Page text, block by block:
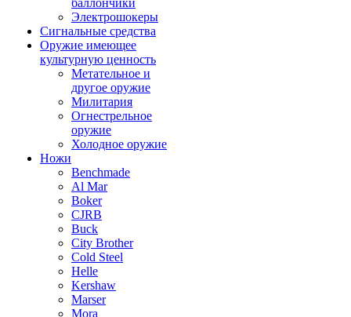
баллончики
Электрошокеры
Сигнальные средства
Оружие имеющее
культурную ценность
Метательное и
другое оружие
Милитария
Огнестрельное
оружие
Холодное оружие
Ножи
Benchmade
Al Mar
Boker
CJRB
Buck
City Brother
Cold Steel
Helle
Kershaw
Marser
Mora